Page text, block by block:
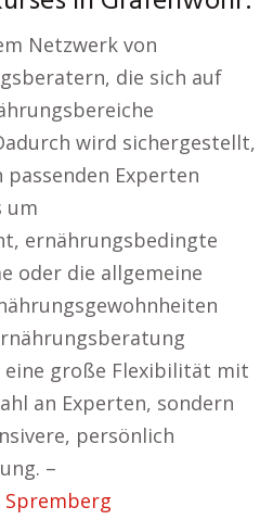
Netzwerk von
die sich auf
wird sichergestellt,
passenden Experten
um
ernährungsbedingte
oder die allgemeine
große Flexibilität mit
an Experten, sondern
persönlich
–